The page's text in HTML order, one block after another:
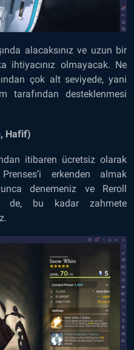
alacaksınız ve uzun bir
ihtiyacınız olmayacak. Ne
çok alt seviyede, yani
tarafından desteklenmesi
Hafif)
itibaren ücretsiz olarak
erkenden almak
denemeniz ve Reroll
de, bu kadar zahmete